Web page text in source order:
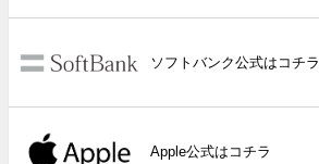
ソフトバンク公式はコチラ
Apple公式はコチラ